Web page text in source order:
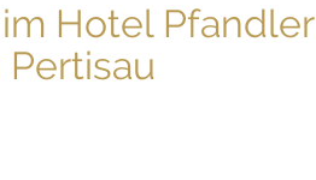
Hotel Pfandler